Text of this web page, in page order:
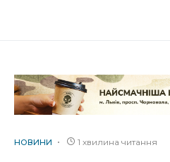
НОВИНИ 1 хвилина читання